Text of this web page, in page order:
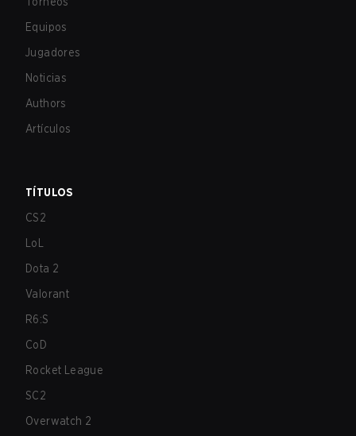
Equipos
Jugadores
Noticias
Authors
Artículos
TÍTULOS
CS2
LoL
Dota 2
Valorant
R6:S
CoD
Rocket League
SC2
Overwatch 2